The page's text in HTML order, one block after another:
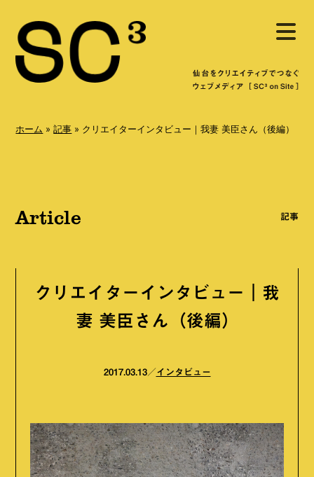
メ
ニ
を
開
く
ホーム »記事 » クリエイターインタビュー｜我妻 美臣さん（後編）
Article 記事
クリエイターインタビュー｜我
妻 美臣さん（後編）
2017.03.13 インタビュー